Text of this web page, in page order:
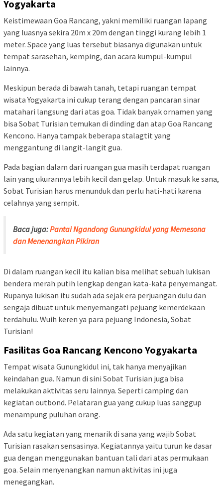
Yogyakarta
Keistimewaan Goa Rancang, yakni memiliki ruangan lapang
yang luasnya sekira 20m x 20m dengan tinggi kurang lebih 1
meter. Space yang luas tersebut biasanya digunakan untuk
tempat sarasehan, kemping, dan acara kumpul-kumpul
lainnya.
Meskipun berada di bawah tanah, tetapi ruangan tempat
wisata Yogyakarta ini cukup terang dengan pancaran sinar
matahari langsung dari atas goa. Tidak banyak ornamen yang
bisa Sobat Turisian temukan di dinding dan atap Goa Rancang
Kencono. Hanya tampak beberapa stalagtit yang
menggantung di langit-langit gua.
Pada bagian dalam dari ruangan gua masih terdapat ruangan
lain yang ukurannya lebih kecil dan gelap. Untuk masuk ke sana,
Sobat Turisian harus menunduk dan perlu hati-hati karena
celahnya yang sempit.
Baca juga:Pantai Ngandong Gunungkidul yang Memesona
dan Menenangkan Pikiran
Di dalam ruangan kecil itu kalian bisa melihat sebuah lukisan
bendera merah putih lengkap dengan kata-kata penyemangat.
Rupanya lukisan itu sudah ada sejak era perjuangan dulu dan
sengaja dibuat untuk menyemangati pejuang kemerdekaan
terdahulu. Wuih keren ya para pejuang Indonesia, Sobat
Turisian!
Fasilitas Goa Rancang Kencono Yogyakarta
Tempat wisata Gunungkidul ini, tak hanya menyajikan
keindahan gua. Namun di sini Sobat Turisian juga bisa
melakukan aktivitas seru lainnya. Seperti camping dan
kegiatan outbond. Pelataran gua yang cukup luas sanggup
menampung puluhan orang.
Ada satu kegiatan yang menarik di sana yang wajib Sobat
Turisian rasakan sensasinya. Kegiatannya yaitu turun ke dasar
gua dengan menggunakan bantuan tali dari atas permukaan
goa. Selain menyenangkan namun aktivitas ini juga
menegangkan.